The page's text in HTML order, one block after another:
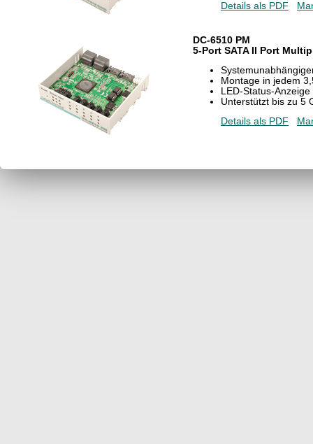
Details als PDF
DC-6510 PM
5-Port SATA II Port
Montage in jedem
LED-Status-Anzeige
Unterstützt bis zu 5
Details als PDF